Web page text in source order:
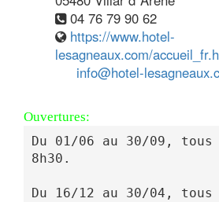
04 76 79 90 62
https://www.hotel-
lesagneaux.com/
info@hotel-
Ouvertures:
Du 01/06 au 30/09,
8h30.
Du 16/12 au 30/04,